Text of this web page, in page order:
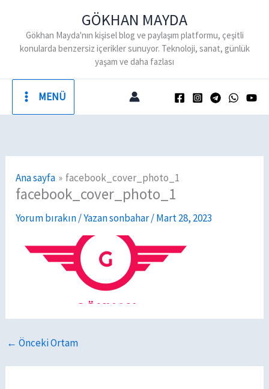
GÖKHAN MAYDA
Gökhan Mayda'nın kişisel blog ve paylaşım platformu, çeşitli
konularda benzersiz içerikler sunuyor. Teknoloji, sanat, günlük
yaşam ve daha fazlası
MENÜ
Ana sayfa facebook_cover_photo_1
facebook_cover_photo_1
Yorum bırakın/ Yazansonbahar/Mart 28, 2023
← Önceki Ortam